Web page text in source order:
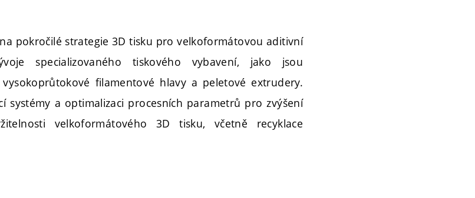
pokročilé strategie 3D tisku pro velkoformátovou aditivní
specializovaného tiskového vybavení, jako jsou
filamentové hlavy a peletové extrudery.
systémy a optimalizaci procesních parametrů pro zvýšení
velkoformátového 3D tisku, včetně recyklace